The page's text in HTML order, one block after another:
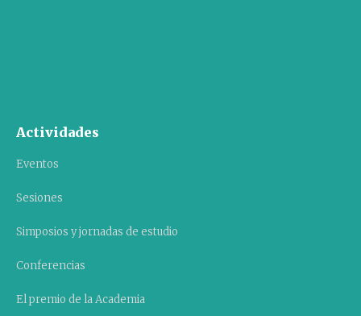
Actividades
Eventos
Sesiones
Simposios y jornadas de estudio
Conferencias
El premio de la Academia